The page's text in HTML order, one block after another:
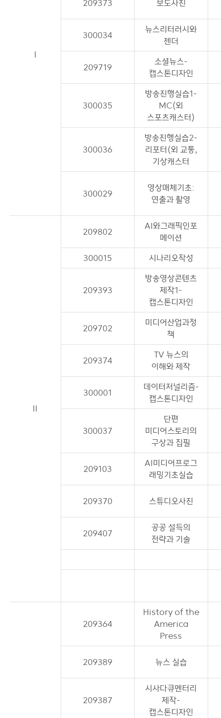
I
209373 보도사진
300034
뉴스리터러시와
젠더
209719
소셜뉴스-
캡스톤디자인
300035
방송진행실습1-
MC(외
스포츠캐스터)
300036
방송진행실습2-
리포터(외 교통,
기상캐스터
300029
영상매체기초:
연출과 촬영
II
209802
AI와그래픽인포
메이션
300015
시나리오작성
209393
방송영상콘텐츠
제작1-
캡스톤디자인
209702
미디어산업과정
책
209374
TV 뉴스의
이해와 제작
300001
데이터저널리즘-
캡스톤디자인
300037
단편
미디어스토리의
구상과 집필
209103
AI미디어프로그
래밍기초실습
209370 스튜디오사진
209407
공공 설득의
전략과 기술
209364
History of the
America
Press
209389 뉴스 실습
209387
시사다큐멘터리
제작-
캡스톤디자인